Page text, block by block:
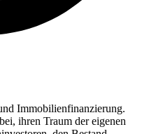
Immobilienfinanzierung.
ihren Traum der eigenen